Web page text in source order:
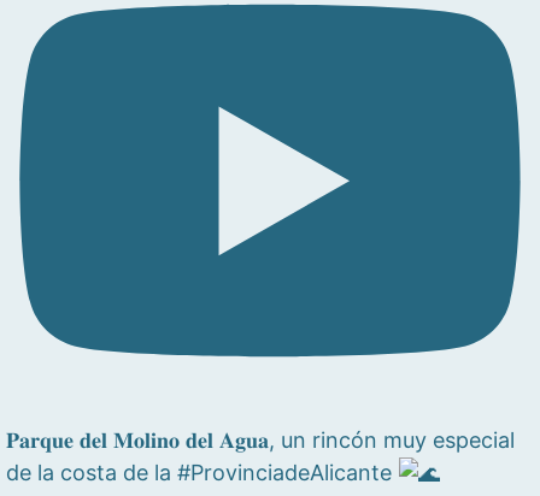
𝐏𝐚𝐫𝐪𝐮𝐞 𝐝𝐞𝐥 𝐌𝐨𝐥𝐢𝐧𝐨 𝐝𝐞𝐥 𝐀𝐠𝐮𝐚, un rincón muy especial
de la costa de la #ProvinciadeAlicante